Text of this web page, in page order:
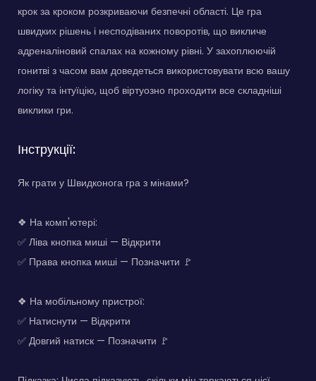
крок за кроком розкриваючи безпечні області. Це гра
швидких рішень і несподіваних поворотів, що викличе
адреналіновий спалах на кожному рівні. У захоплюючій
гонитві з часом вам доведеться використовувати всю вашу
логіку та інтуїцію, щоб віртуозно проходити все складніші
виклики гри.
Інструкції:
Як грати у Швидконога гра з мінами?
❖ На комп'ютері:
✅ Ліва кнопка миші — Відкрити
✅ Права кнопка миші — Позначити 🚩
❖ На мобільному пристрої:
✅ Натиснути — Відкрити
✅ Довгий натиск — Позначити 🚩